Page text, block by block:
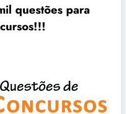
questões para